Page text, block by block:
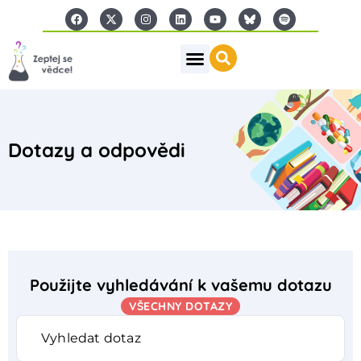
Dotazy a odpovědi
Použijte vyhledávání k vašemu dotazu
VŠECHNY DOTAZY